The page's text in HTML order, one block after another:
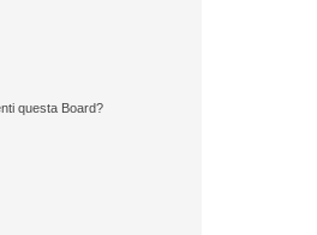
questa Board?